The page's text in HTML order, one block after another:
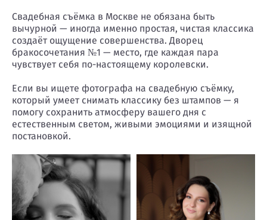
Свадебная съёмка в Москве не обязана быть
вычурной — иногда именно простая, чистая классика
создаёт ощущение совершенства. Дворец
бракосочетания №1 — место, где каждая пара
чувствует себя по-настоящему королевски.
Если вы ищете фотографа на свадебную съёмку,
который умеет снимать классику без штампов — я
помогу сохранить атмосферу вашего дня с
естественным светом, живыми эмоциями и изящной
постановкой.